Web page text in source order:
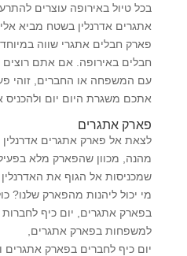
בכל טיול באירופה עוצרים
אתגרים אדרנלין בשטח מביא
פארק חבלים אתגרי שווה
חבלים באירופה. אם אתם רוצים
עם המשפחה או החברים, זוהי
אתכם משגרת היום יום ולהכניס
פארק אתגרים
לצאת אל פארק אתגרים
מהנה, מכוון שהפארק מלא
שמכניסות אל הגוף את האדרנלין
מי יכול ליהנות מהפארק שלנו?
בפארק אתגרים, יום כיף
למשפחות בפארק אתגרים,
יום כיף לחברים בפארק אתגרים